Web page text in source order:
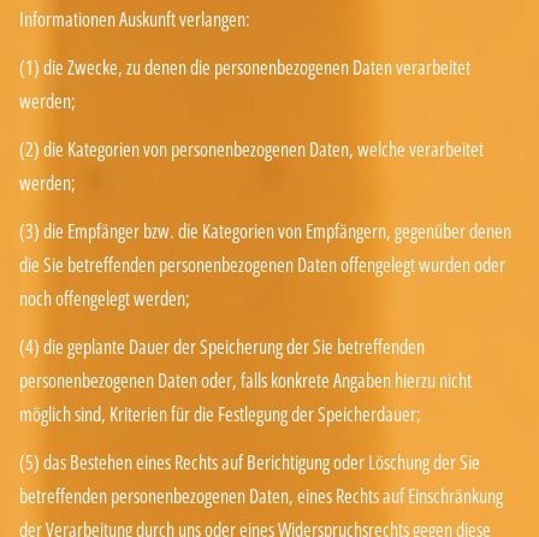
Informationen Auskunft verlangen:
(1) die Zwecke, zu denen die personenbezogenen Daten verarbeitet
werden;
(2) die Kategorien von personenbezogenen Daten, welche verarbeitet
werden;
(3) die Empfänger bzw. die Kategorien von Empfängern, gegenüber denen
die Sie betreffenden personenbezogenen Daten offengelegt wurden oder
noch offengelegt werden;
(4) die geplante Dauer der Speicherung der Sie betreffenden
personenbezogenen Daten oder, falls konkrete Angaben hierzu nicht
möglich sind, Kriterien für die Festlegung der Speicherdauer;
(5) das Bestehen eines Rechts auf Berichtigung oder Löschung der Sie
betreffenden personenbezogenen Daten, eines Rechts auf Einschränkung
der Verarbeitung durch uns oder eines Widerspruchsrechts gegen diese